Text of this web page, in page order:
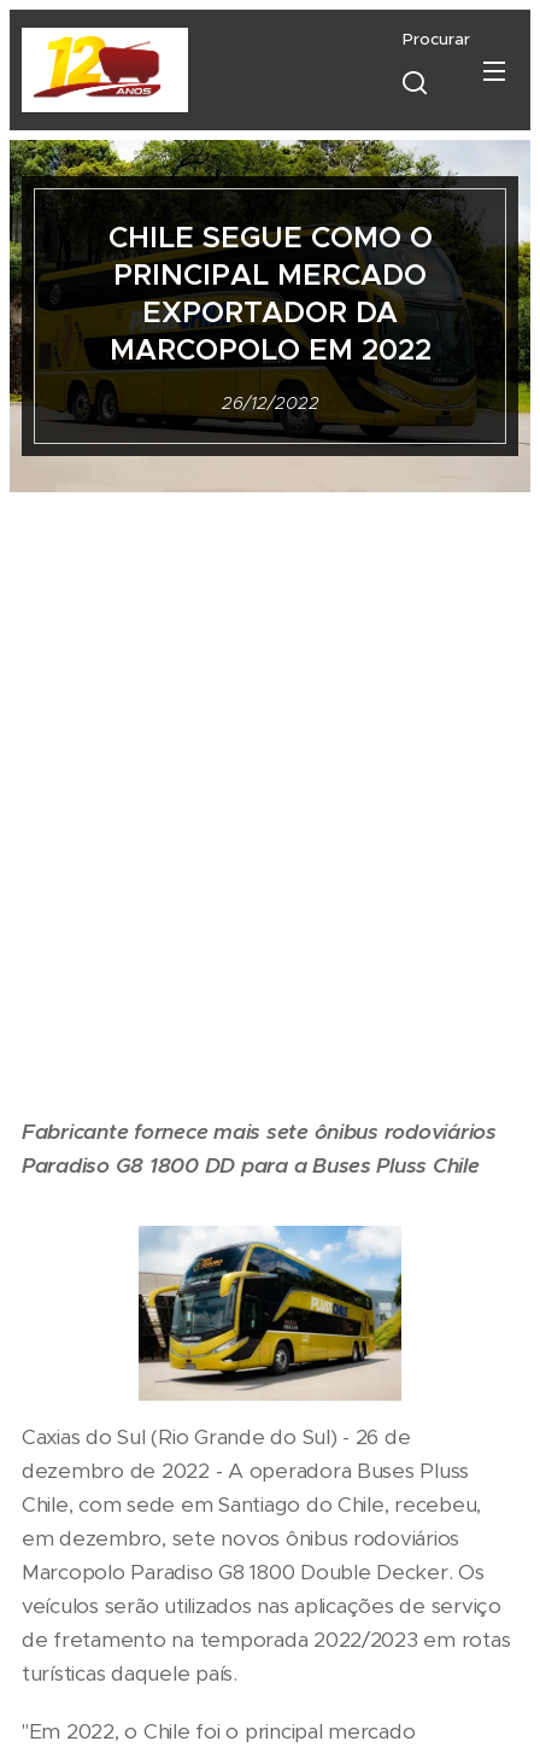
Procurar
CHILE SEGUE COMO O
PRINCIPAL MERCADO
EXPORTADOR DA
MARCOPOLO EM 2022
26/12/2022
Fabricante fornece mais sete ônibus rodoviários
Paradiso G8 1800 DD para a Buses Pluss Chile
Caxias do Sul (Rio Grande do Sul) - 26 de
dezembro de 2022 - A operadora Buses Pluss
Chile, com sede em Santiago do Chile, recebeu,
em dezembro, sete novos ônibus rodoviários
Marcopolo Paradiso G8 1800 Double Decker. Os
veículos serão utilizados nas aplicações de serviço
de fretamento na temporada 2022/2023 em rotas
turísticas daquele país.
"Em 2022, o Chile foi o principal mercado